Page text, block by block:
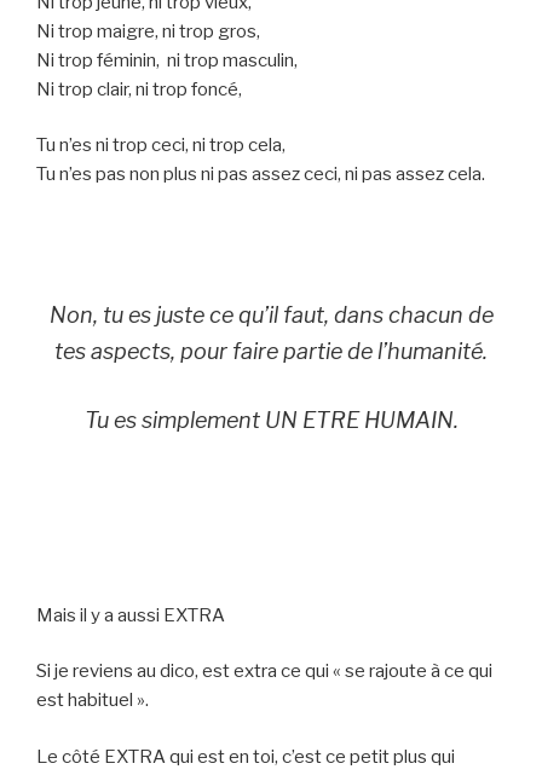
Ni trop maigre, ni trop gros,
Ni trop féminin, ni trop masculin,
Ni trop clair, ni trop foncé,
Tu n’es ni trop ceci, ni trop cela,
Tu n’es pas non plus ni pas assez ceci, ni pas assez cela.
Non, tu es juste ce qu’il faut, dans chacun de
tes aspects, pour faire partie de l’humanité.
Tu es simplement UN ETRE HUMAIN.
Mais il y a aussi EXTRA
Si je reviens au dico, est extra ce qui « se rajoute à ce qui
est habituel ».
Le côté EXTRA qui est en toi, c’est ce petit plus qui